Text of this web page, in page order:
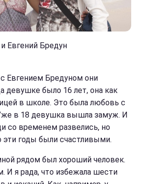
Евгений Бредун
Евгением Бредуном они
девушке было 16 лет, она как
в школе. Это была любовь с
в 18 девушка вышла замуж. И
со временем развелись, но
эти годы были счастливыми.
рядом был хороший человек.
И я рада, что избежала шести